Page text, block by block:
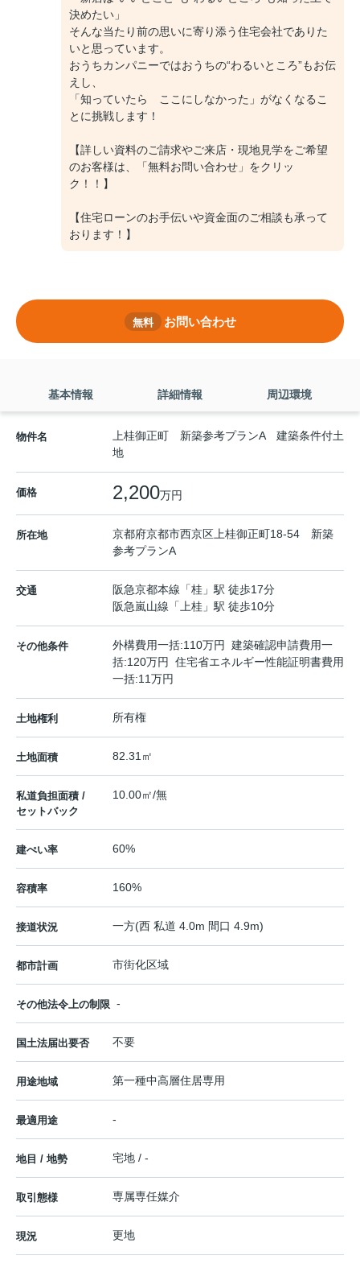
決めたい」
そんな当たり前の思いに寄り添う住宅会社でありた
いと思っています。
おうちカンパニーではおうちの“わるいところ”もお伝
えし、
「知っていたら ここにしなかった」がなくなるこ
とに挑戦します！
【詳しい資料のご請求やご来店・現地見学をご希望
のお客様は、「無料お問い合わせ」をクリッ
ク！！】
【住宅ローンのお手伝いや資金面のご相談も承って
おります！】
無料 お問い合わせ
基本情報 詳細情報 周辺環境
物件名
上桂御正町 新築参考プランA 建築条件付土
地
価格 2,200万円
所在地 京都府京都市西京区 上桂御正町18-54 新築
参考プランA
交通 阪急京都本線 「桂 」駅 徒歩17分
阪急嵐山線 「 上桂 」駅 徒歩10分
その他条件
外構費用一括:110万円 建築確認申請費用一
括:120万円 住宅省エネルギー性能証明書費用
一括:11万円
土地権利 所有権
土地面積 82.31㎡
私道負担面積 /
セットバック
10.00㎡/無
建ぺい率 60%
容積率 160%
接道状況 一方(西 私道 4.0m 間口 4.9m)
都市計画 市街化区域
その他法令上の制限 -
国土法届出要否 不要
用途地域 第一種中高層住居専用
最適用途 -
地目 / 地勢 宅地 / -
取引態様 専属専任媒介
現況 更地